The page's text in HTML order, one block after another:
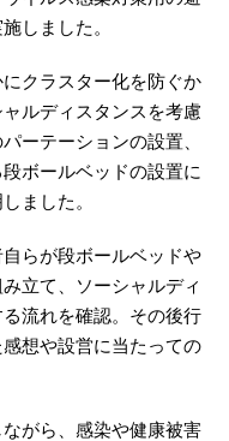
しました。
クラスター化を防ぐか
ルディスタンスを考慮
ーテーションの設置、
ボールベッドの設置に
ました。
らが段ボールベッドや
立て、ソーシャルディ
流れを確認。その後行
想や設営に当たっての
がら、感染や健康被害